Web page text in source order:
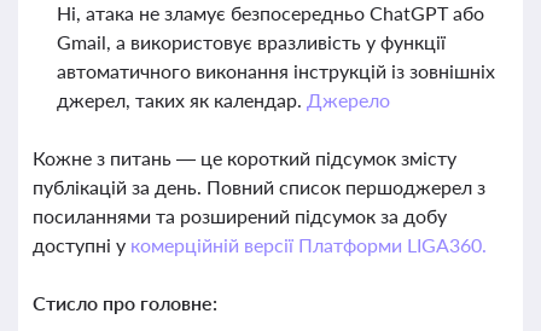
Ні, атака не зламує безпосередньо ChatGPT або
Gmail, а використовує вразливість у функції
автоматичного виконання інструкцій із зовнішніх
джерел, таких як календар. Джерело
Кожне з питань — це короткий підсумок змісту
публікацій за день. Повний список першоджерел з
посиланнями та розширений підсумок за добу
доступні у комерційній версії Платформи LIGA360.
Стисло про головне: